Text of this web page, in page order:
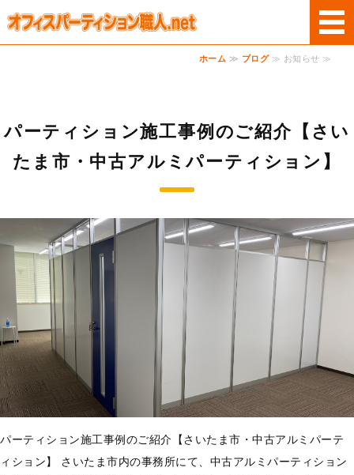
オフィスパー
サービス
お問い合わせ
ホーム ≫ ブログ≫ お知らせ ≫
パーティション施工事例のご紹介【さい
たま市・中古アルミパーティション】
パーティション施工事例のご紹介【さいたま市・中古アルミパーテ
ィション】 さいたま市内の事務所にて、中古アルミパーティション